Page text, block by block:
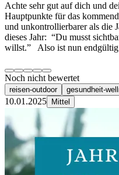
Achte sehr gut auf dich und
Hauptpunkte für das
und unkontrollierbarer als die
dieses Jahr: “Du musst
willst.” Also ist nun endgültig
Noch nicht bewertet
reisen-outdoor gesundheit-
10.01.2025 Mittel